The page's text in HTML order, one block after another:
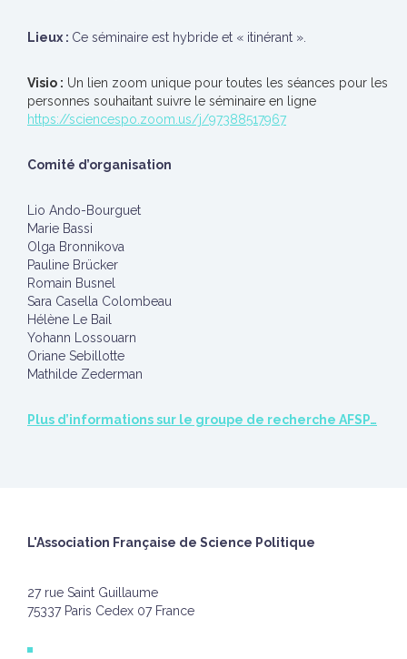
Lieux : Ce séminaire est hybride et « itinérant ».
Visio : Un lien zoom unique pour toutes les séances pour les
personnes souhaitant suivre le séminaire en ligne
https://sciencespo.zoom.us/j/97388517967
Comité d’organisation
Lio Ando-Bourguet
Marie Bassi
Olga Bronnikova
Pauline Brücker
Romain Busnel
Sara Casella Colombeau
Hélène Le Bail
Yohann Lossouarn
Oriane Sebillotte
Mathilde Zederman
Plus d’informations sur le groupe de recherche AFSP…
L'Association Française de Science Politique
27 rue Saint Guillaume
75337 Paris Cedex 07 France